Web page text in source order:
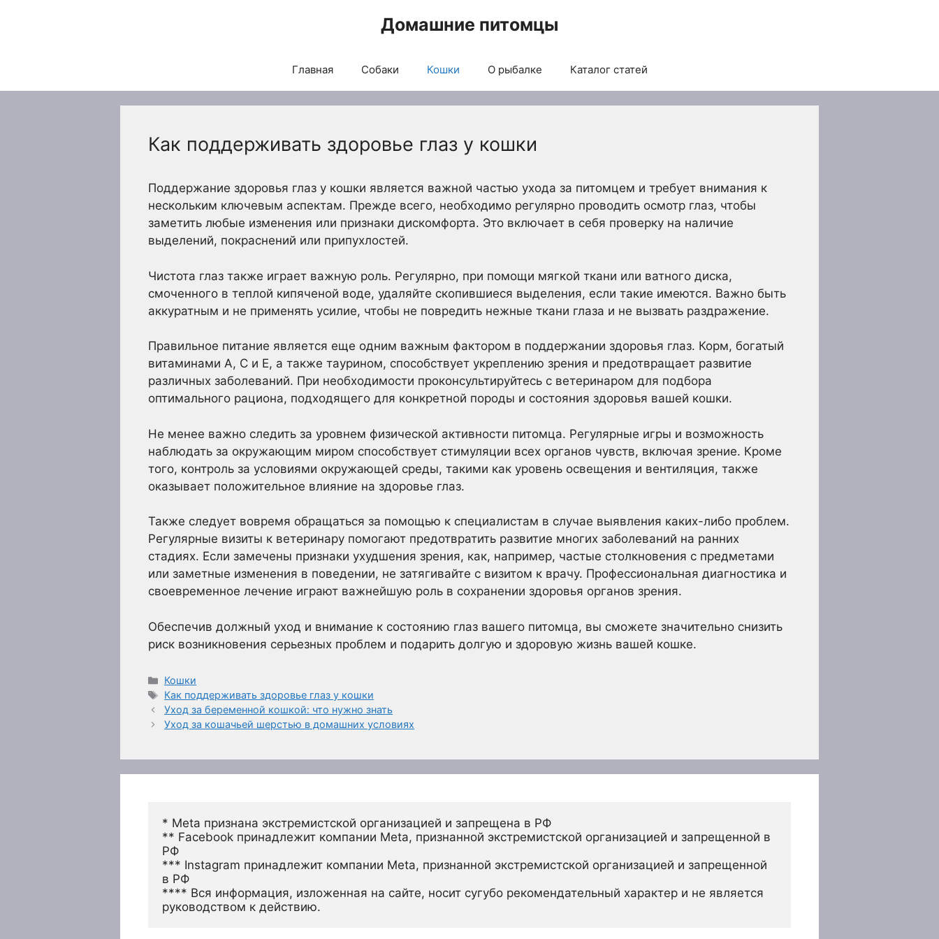
Домашние питомцы
Главная Собаки Кошки О рыбалке Каталог статей
Как поддерживать здоровье глаз у кошки
Поддержание здоровья глаз у кошки является важной частью ухода за питомцем и требует внимания к
нескольким ключевым аспектам. Прежде всего, необходимо регулярно проводить осмотр глаз, чтобы
заметить любые изменения или признаки дискомфорта. Это включает в себя проверку на наличие
выделений, покраснений или припухлостей.
Чистота глаз также играет важную роль. Регулярно, при помощи мягкой ткани или ватного диска,
смоченного в теплой кипяченой воде, удаляйте скопившиеся выделения, если такие имеются. Важно быть
аккуратным и не применять усилие, чтобы не повредить нежные ткани глаза и не вызвать раздражение.
Правильное питание является еще одним важным фактором в поддержании здоровья глаз. Корм, богатый
витаминами A, C и E, а также таурином, способствует укреплению зрения и предотвращает развитие
различных заболеваний. При необходимости проконсультируйтесь с ветеринаром для подбора
оптимального рациона, подходящего для конкретной породы и состояния здоровья вашей кошки.
Не менее важно следить за уровнем физической активности питомца. Регулярные игры и возможность
наблюдать за окружающим миром способствует стимуляции всех органов чувств, включая зрение. Кроме
того, контроль за условиями окружающей среды, такими как уровень освещения и вентиляция, также
оказывает положительное влияние на здоровье глаз.
Также следует вовремя обращаться за помощью к специалистам в случае выявления каких-либо проблем.
Регулярные визиты к ветеринару помогают предотвратить развитие многих заболеваний на ранних
стадиях. Если замечены признаки ухудшения зрения, как, например, частые столкновения с предметами
или заметные изменения в поведении, не затягивайте с визитом к врачу. Профессиональная диагностика и
своевременное лечение играют важнейшую роль в сохранении здоровья органов зрения.
Обеспечив должный уход и внимание к состоянию глаз вашего питомца, вы сможете значительно снизить
риск возникновения серьезных проблем и подарить долгую и здоровую жизнь вашей кошке.
Рубрики
Кошки
Метки
Как поддерживать здоровье глаз у кошки
Уход за беременной кошкой: что нужно знать
Уход за кошачьей шерстью в домашних условиях
* Meta признана экстремистской организацией и запрещена в РФ
** Facebook принадлежит компании Meta, признанной экстремистской организацией и запрещенной в
РФ
*** Instagram принадлежит компании Meta, признанной экстремистской организацией и запрещенной
в РФ
**** Вся информация, изложенная на сайте, носит сугубо рекомендательный характер и не является
руководством к действию.